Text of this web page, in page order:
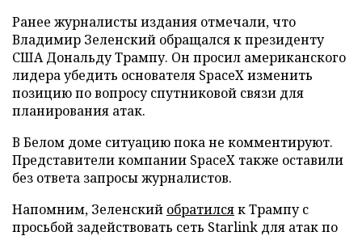
Ранее журналисты издания отмечали, что
Владимир Зеленский обращался к президенту
США Дональду Трампу. Он просил американского
лидера убедить основателя SpaceX изменить
позицию по вопросу спутниковой связи для
планирования атак.
В Белом доме ситуацию пока не комментируют.
Представители компании SpaceX также оставили
без ответа запросы журналистов.
Напомним, Зеленский обратилсяк Трампу с
просьбой задействовать сеть Starlink для атак по